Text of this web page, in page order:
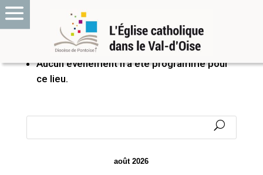
PROCHAINS ÉVÉNEMENTS
Aucun événement n’a été programmé pour
ce lieu.
août 2026